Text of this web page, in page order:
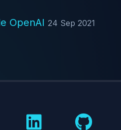
OpenAI 24 Sep 2021